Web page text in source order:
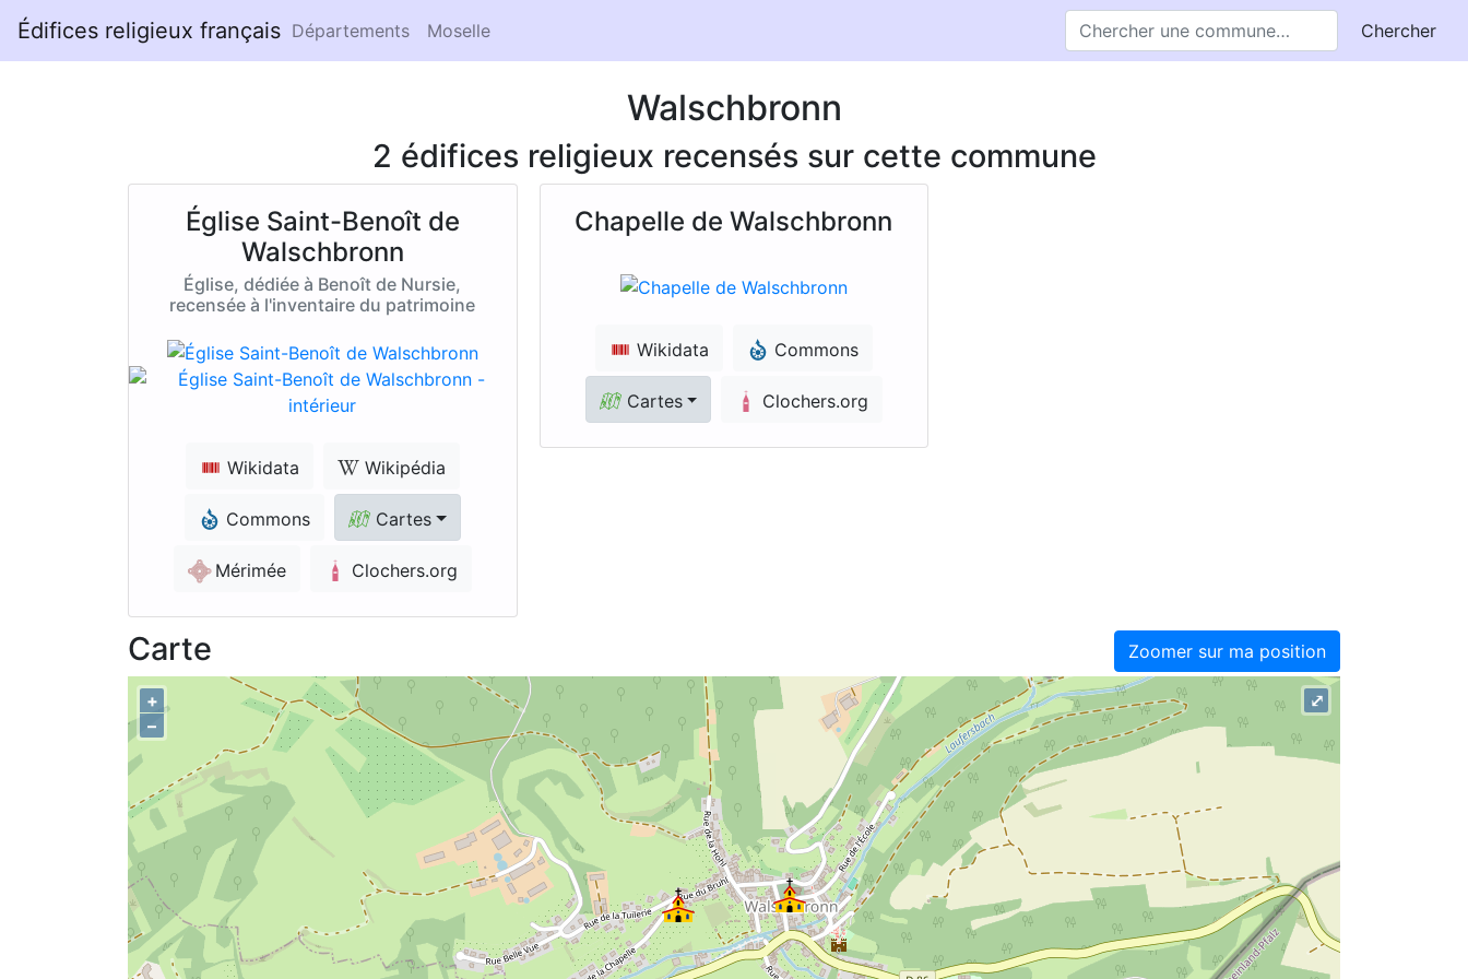
Édifices religieux français Départements Moselle Chercher
Walschbronn
2 édifices religieux recensés sur cette commune
Église Saint-Benoît de
Walschbronn
Église, dédiée à Benoît de Nursie,
recensée à l'inventaire du patrimoine
Wikidata Wikipédia
Commons Cartes
Mérimée Clochers.org
Chapelle de Walschbronn
Wikidata Commons
Cartes Clochers.org
Zoomer sur ma position
Carte
+
–
⤢